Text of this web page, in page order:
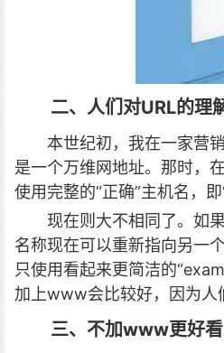
二、人们对URL的理
本世纪初，我在一家营
是一个万维网地址。那时，
使用完整的“正确”主机名，
现在则大不相同了。如
名称现在可以重新指向另一
只使用看起来更简洁的
加上www会比较好，因为人
三、不加www更好